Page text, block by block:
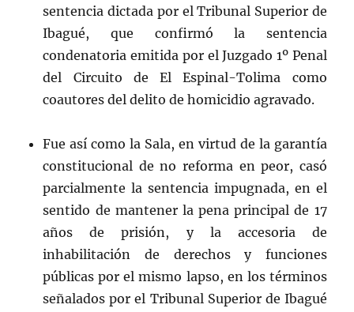
sentencia dictada por el Tribunal Superior de
Ibagué, que confirmó la sentencia
condenatoria emitida por el Juzgado 1º Penal
del Circuito de El Espinal-Tolima como
coautores del delito de homicidio agravado.
Fue así como la Sala, en virtud de la garantía
constitucional de no reforma en peor, casó
parcialmente la sentencia impugnada, en el
sentido de mantener la pena principal de 17
años de prisión, y la accesoria de
inhabilitación de derechos y funciones
públicas por el mismo lapso, en los términos
señalados por el Tribunal Superior de Ibagué